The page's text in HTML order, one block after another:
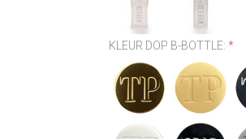
KLEUR DOP B-BOTTLE:*